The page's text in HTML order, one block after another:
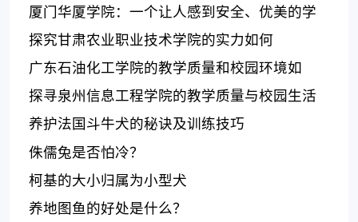
厦门华厦学院：一个让人感到安全、优美的学
习场所
探究甘肃农业职业技术学院的实力如何
广东石油化工学院的教学质量和校园环境如
何？
探寻泉州信息工程学院的教学质量与校园生活
体验
养护法国斗牛犬的秘诀及训练技巧
侏儒兔是否怕冷？
柯基的大小归属为小型犬
养地图鱼的好处是什么？